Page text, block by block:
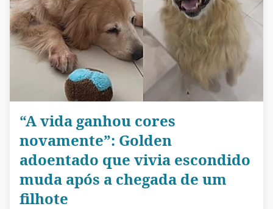
“A vida ganhou cores
novamente”: Golden
adoentado que vivia escondido
muda após a chegada de um
filhote